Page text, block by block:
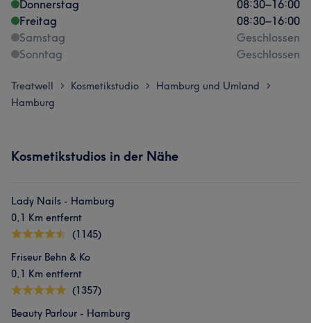
Donnerstag
08:30–16:00
Freitag
08:30–16:00
Samstag
Geschlossen
Sonntag
Geschlossen
Treatwell > Kosmetikstudio > Hamburg und Umland >
Hamburg
Kosmetikstudios in der Nähe
Lady Nails - Hamburg
0,1 Km entfernt
(1145)
Friseur Behn & Ko
0,1 Km entfernt
(1357)
Beauty Parlour - Hamburg